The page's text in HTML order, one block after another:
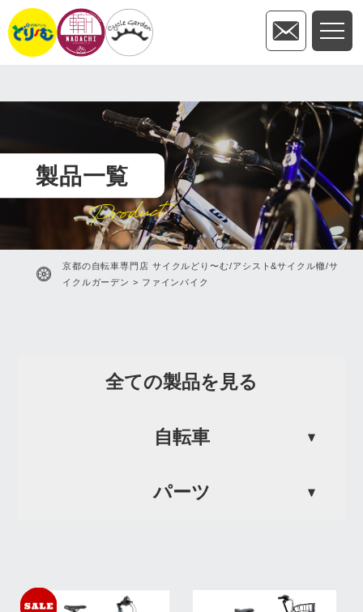
製品一覧
Product
京都の自転車専門店 サイクルどり〜む/アシスト&サイクル轍/サ
イクルガーデン > ファインバイク
全ての製品を見る
自転車
パーツ